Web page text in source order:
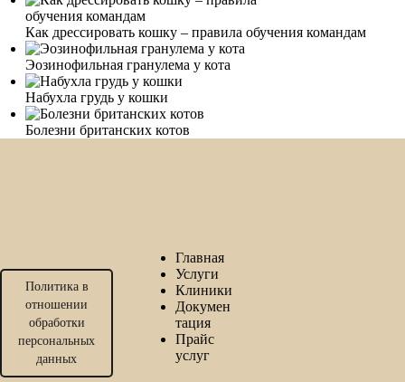
Как дрессировать кошку – правила обучения командам
Эозинофильная гранулема у кота
Набухла грудь у кошки
Болезни британских котов
Политика в
отношении
обработки
персональных
данных
Главная
Услуги
Клиники
Докумен
тация
Прайс
услуг